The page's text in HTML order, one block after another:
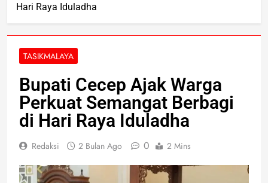
Hari Raya Iduladha
TASIKMALAYA
Bupati Cecep Ajak Warga
Perkuat Semangat Berbagi
di Hari Raya Iduladha
Redaksi 2 Bulan Ago 0 2 Mins